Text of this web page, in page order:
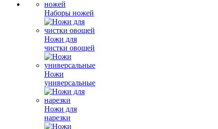
Наборы ножей
Ножи для
чистки овощей
Ножи
универсальные
Ножи для
нарезки